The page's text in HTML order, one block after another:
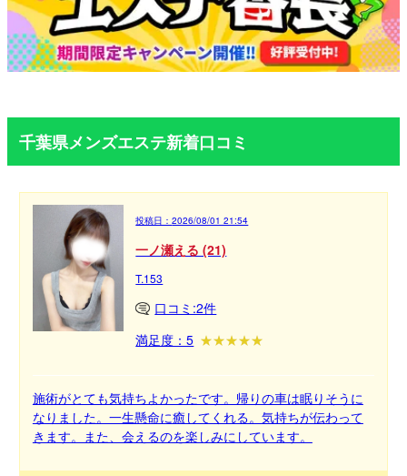
千葉県メンズエステ新着口コミ
投稿日：2026/08/01 21:54
一ノ瀬える (21)
T.153
口コミ:2件
満足度：5
施術がとても気持ちよかったです。帰りの車は眠りそうに
なりました。一生懸命に癒してくれる。気持ちが伝わって
きます。また、会えるのを楽しみにしています。